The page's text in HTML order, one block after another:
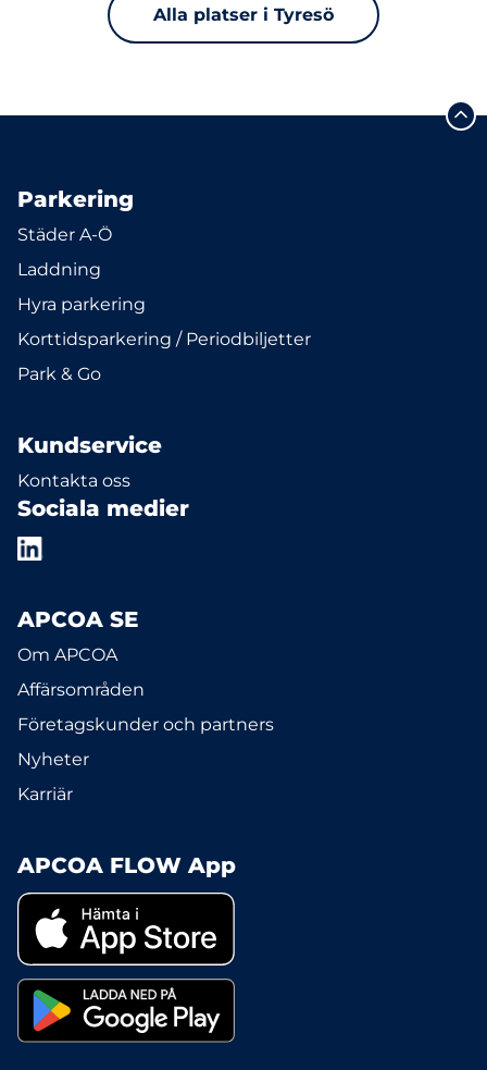
Alla platser i Tyresö
Parkering
Städer A-Ö
Laddning
Hyra parkering
Korttidsparkering / Periodbiljetter
Park & Go
Kundservice
Kontakta oss
Sociala medier
APCOA SE
Om APCOA
Affärsområden
Företagskunder och partners
Nyheter
Karriär
APCOA FLOW App